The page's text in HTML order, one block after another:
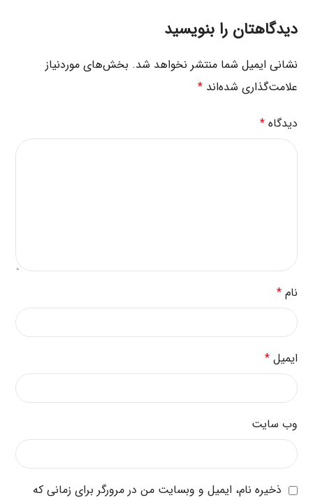
دیدگاهتان را بنویسید
نشانی ایمیل شما منتشر نخواهد شد. بخش‌های موردنیاز
علامت‌گذاری شده‌اند*
دیدگاه*
نام*
ایمیل*
وب‌ سایت
ذخیره نام، ایمیل و وبسایت من در مرورگر برای زمانی که